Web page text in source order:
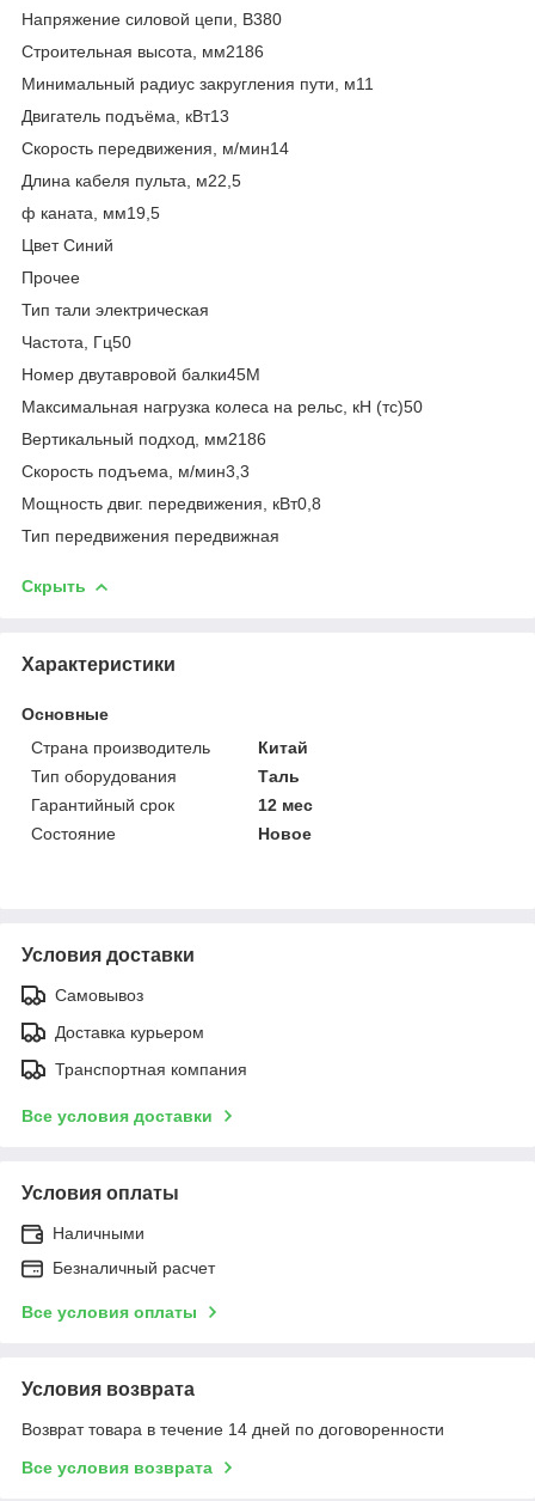
Напряжение силовой цепи, В380
Строительная высота, мм2186
Минимальный радиус закругления пути, м11
Двигатель подъёма, кВт13
Скорость передвижения, м/мин14
Длина кабеля пульта, м22,5
ф каната, мм19,5
Цвет Синий
Прочее
Тип тали электрическая
Частота, Гц50
Номер двутавровой балки45М
Максимальная нагрузка колеса на рельс, кН (тс)50
Вертикальный подход, мм2186
Скорость подъема, м/мин3,3
Мощность двиг. передвижения, кВт0,8
Тип передвижения передвижная
Скрыть
Характеристики
Основные
Страна производитель
Китай
Тип оборудования
Таль
Гарантийный срок
12 мес
Состояние
Новое
Условия доставки
Самовывоз
Доставка курьером
Транспортная компания
Все условия доставки
Условия оплаты
Наличными
Безналичный расчет
Все условия оплаты
Условия возврата
Возврат товара в течение 14 дней по договоренности
Все условия возврата